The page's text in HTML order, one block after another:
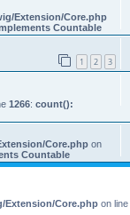
Extension/Core.php
Countable
1 2 3
1266: count():
Core.phpon
Countable
Extension/Core.php on line